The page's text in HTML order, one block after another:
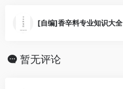
[自编]香辛料专业知识大全
暂无评论